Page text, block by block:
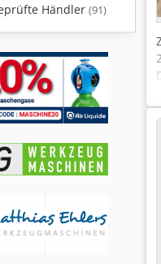
Händler (91)